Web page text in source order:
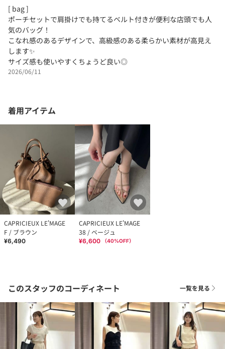
[ bag ]
ポーチセットで肩掛けでも持てるベルト付きが便利な店頭でも人
気のバッグ！
こなれ感のあるデザインで、高級感のある柔らかい素材が高見え
します✨
サイズ感も使いやすくちょうど良い◎
2026/06/11
着用アイテム
CAPRICIEUX LE'MAGE
F / ブラウン
¥6,490
CAPRICIEUX LE'MAGE
38 / ベージュ
¥6,600 （40%OFF）
このスタッフのコーディネート 一覧を見る